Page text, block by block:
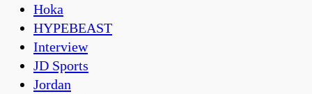
Hoka
HYPEBEAST
Interview
JD Sports
Jordan